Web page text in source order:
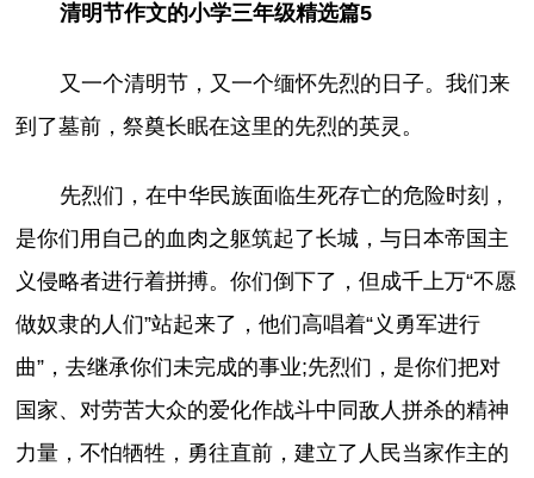
清明节作文的小学三年级精选篇5
又一个清明节，又一个缅怀先烈的日子。我们来
到了墓前，祭奠长眠在这里的先烈的英灵。
先烈们，在中华民族面临生死存亡的危险时刻，
是你们用自己的血肉之躯筑起了长城，与日本帝国主
义侵略者进行着拼搏。你们倒下了，但成千上万“不愿
做奴隶的人们”站起来了，他们高唱着“义勇军进行
曲”，去继承你们未完成的事业;先烈们，是你们把对
国家、对劳苦大众的爱化作战斗中同敌人拼杀的精神
力量，不怕牺牲，勇往直前，建立了人民当家作主的